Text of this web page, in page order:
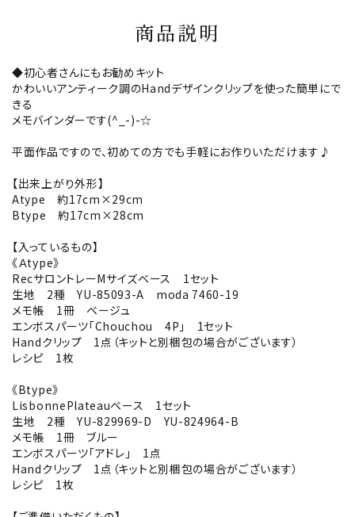
商品説明
◆初心者さんにもお勧めキット
かわいいアンティーク調のHandデザインクリップを使った簡単にで
きる
メモバインダーです(^_-)-☆
平面作品ですので、初めての方でも手軽にお作りいただけます♪
【出来上がり外形】
Atype 約17cm×29cm
Btype 約17cm×28cm
【入っているもの】
《Ａtype》
RecサロントレーMサイズベース 1セット
生地 2種 YU-85093-A moda 7460-19
メモ帳 1冊 ベージュ
エンボスパーツ「Chouchou 4P」 1セット
Handクリップ 1点（キットと別梱包の場合がございます）
レシピ 1枚
《Btype》
LisbonnePlateauベース 1セット
生地 2種 YU-829969-D YU-824964-B
メモ帳 1冊 ブルー
エンボスパーツ「アドレ」 1点
Handクリップ 1点（キットと別梱包の場合がございます）
レシピ 1枚